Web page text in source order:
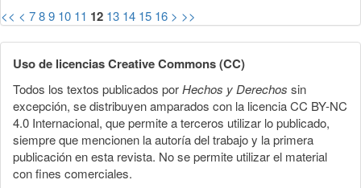
<< < 789 10 11 12 13 14 15 16 > >>
Uso de licencias Creative Commons (CC)
Todos los textos publicados porHechos y Derechos sin
excepción, se distribuyen amparados con la licencia CC BY-NC
4.0 Internacional, que permite a terceros utilizar lo publicado,
siempre que mencionen la autoría del trabajo y la primera
publicación en esta revista. No se permite utilizar el material
con fines comerciales.